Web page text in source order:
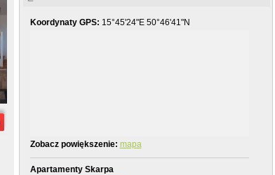
Koordynaty GPS: 15°45'24"E 50°46'41"N
Zobacz powiększenie: mapa
Apartamenty Skarpa